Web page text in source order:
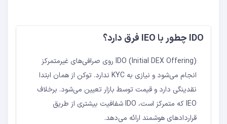
IDO چطور با IEO فرق دارد؟
IDO (Initial DEX Offering) روی صرافی‌های غیرمتمرکز
انجام می‌شود و نیازی به KYC ندارد. توکن از همان ابتدا
نقدینگی دارد و قیمت توسط بازار تعیین می‌شود. برخلاف
IEO که متمرکز است، IDO شفافیت بیشتری از طریق
قراردادهای هوشمند ارائه می‌دهد.